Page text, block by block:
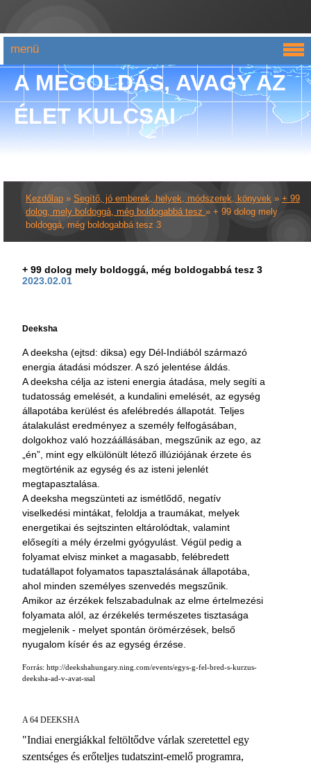
A MEGOLDÁS, AVAGY AZ
ÉLET KULCSAI
Kezdőlap » Segítő, jó emberek, helyek, módszerek, könyvek » + 99
dolog, mely boldoggá, még boldogabbá tesz » + 99 dolog mely
boldoggá, még boldogabbá tesz 3
+ 99 dolog mely boldoggá, még boldogabbá tesz 3
2023.02.01
Deeksha
A deeksha (ejtsd: diksa) egy Dél-Indiából származó
energia átadási módszer. A szó jelentése áldás.
A deeksha célja az isteni energia átadása, mely segíti a
tudatosság emelését, a kundalini emelését, az egység
állapotába kerülést és afelébredés állapotát. Teljes
átalakulást eredményez a személy felfogásában,
dolgokhoz való hozzáállásában, megszűnik az ego, az
„én”, mint egy elkülönült létező illúziójának érzete és
megtörténik az egység és az isteni jelenlét
megtapasztalása.
A deeksha megszünteti az ismétlődő, negatív
viselkedési mintákat, feloldja a traumákat, melyek
energetikai és sejtszinten eltárolódtak, valamint
elősegíti a mély érzelmi gyógyulást. Végül pedig a
folyamat elvisz minket a magasabb, felébredett
tudatállapot folyamatos tapasztalásának állapotába,
ahol minden személyes szenvedés megszűnik.
Amikor az érzékek felszabadulnak az elme értelmezési
folyamata alól, az érzékelés természetes tisztasága
megjelenik - melyet spontán örömérzések, belső
nyugalom kísér és az egység érzése.
Forrás: http://deekshahungary.ning.com/events/egys-g-fel-bred-s-kurzus-
deeksha-ad-v-avat-ssal
A 64 DEEKSHA
"Indiai energiákkal feltöltődve várlak szeretettel egy
szentséges és erőteljes tudatszint-emelő programra,
menü